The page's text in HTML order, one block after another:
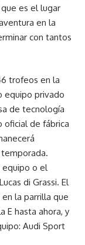
es el lugar
en la
con tantos
trofeos en la
equipo privado
de tecnología
oficial de fábrica
equipo o el
di Grassi. El
la parrilla que
E hasta ahora, y
Audi Sport